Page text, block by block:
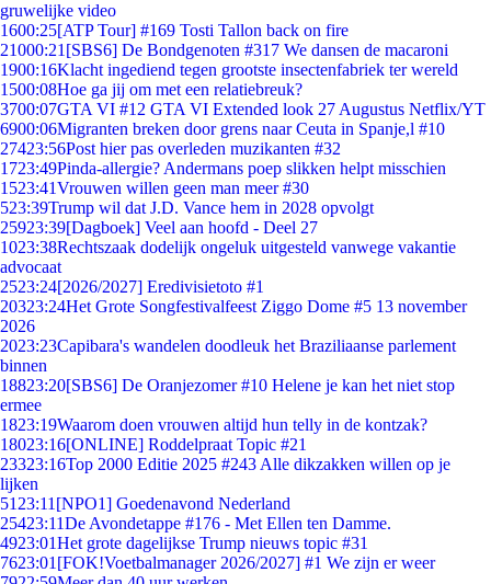
gruwelijke video
1600:25[ATP Tour] #169 Tosti Tallon back on fire
21000:21 [SBS6] De Bondgenoten #317 We dansen de macaroni
1900:16Klacht ingediend tegen grootste insectenfabriek ter wereld
1500:08Hoe ga jij om met een relatiebreuk?
3700:07GTA VI #12 GTA VI Extended look 27 Augustus Netflix/YT
6900:06Migranten breken door grens naar Ceuta in Spanje,l #10
27423:56Post hier pas overleden muzikanten #32
1723:49Pinda-allergie? Andermans poep slikken helpt misschien
1523:41Vrouwen willen geen man meer #30
523:39Trump wil dat J.D. Vance hem in 2028 opvolgt
25923:39[Dagboek] Veel aan hoofd - Deel 27
1023:38Rechtszaak dodelijk ongeluk uitgesteld vanwege vakantie
advocaat
2523:24[2026/2027] Eredivisietoto #1
20323:24Het Grote Songfestivalfeest Ziggo Dome #5 13 november
2026
2023:23Capibara's wandelen doodleuk het Braziliaanse parlement
binnen
18823:20[SBS6] De Oranjezomer #10 Helene je kan het niet stop
ermee
1823:19Waarom doen vrouwen altijd hun telly in de kontzak?
18023:16[ONLINE] Roddelpraat Topic #21
23323:16Top 2000 Editie 2025 #243 Alle dikzakken willen op je
lijken
51 23:11 [NPO1] Goedenavond Nederland
25423:11De Avondetappe #176 - Met Ellen ten Damme.
4923:01Het grote dagelijkse Trump nieuws topic #31
7623:01 [FOK!Voetbalmanager 2026/2027] #1 We zijn er weer